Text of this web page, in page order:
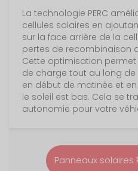
La technologie PERC
cellules solaires en
sur la face arrière de la
pertes de recombinaison
Cette optimisation
de charge tout au long de
en début de matinée et
le soleil est bas. Cela se
autonomie pour votre
Panneaux solaires